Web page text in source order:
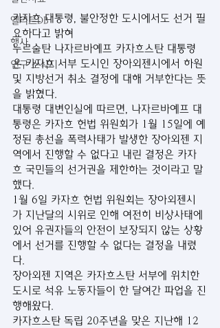
엘리트DB
행사
연구 소식지
카자흐 대통령, 불안정한 도시에서도 선거 필
요하다고 밝혀
누르술탄 나자르바예프 카자흐스탄 대통령
은 카자흐 서부 도시인 장아외젠시에서 하원
및 지방선거 취소 결정에 대해 거부한다는 뜻
을 밝혔다.
대통령 대변인실에 따르면, 나자르바예프 대
통령은 카자흐 헌법 위원회가 1월 15일에 예
정된 총선을 폭력사태가 발생한 장아외젠 지
역에서 진행할 수 없다고 내린 결정은 카자
흐 국민들의 선거권을 제한하는 것이라고 말
했다.
1월 6일 카자흐 헌법 위원회는 장아외젠시
가 지난달의 시위로 인해 여전히 비상사태에
있어 유권자들의 안전이 보장되지 않는 상황
에서 선거를 진행할 수 없다는 결정을 내렸
다.
장아외젠 지역은 카자흐스탄 서부에 위치한
도시로 석유 노동자들이 한 달여간 파업을 진
행해왔다.
카자흐스탄 독립 20주년을 맞은 지난해 12